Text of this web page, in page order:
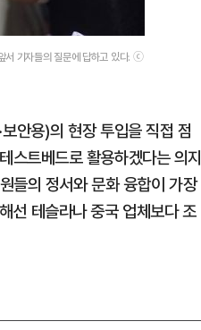
서 기자들의 질문에 답하고 있다. ⓒ
안용)의 현장 투입을 직접 점
스트베드로 활용하겠다는 의지
들의 정서와 문화 융합이 가장
선 테슬라나 중국 업체보다 조